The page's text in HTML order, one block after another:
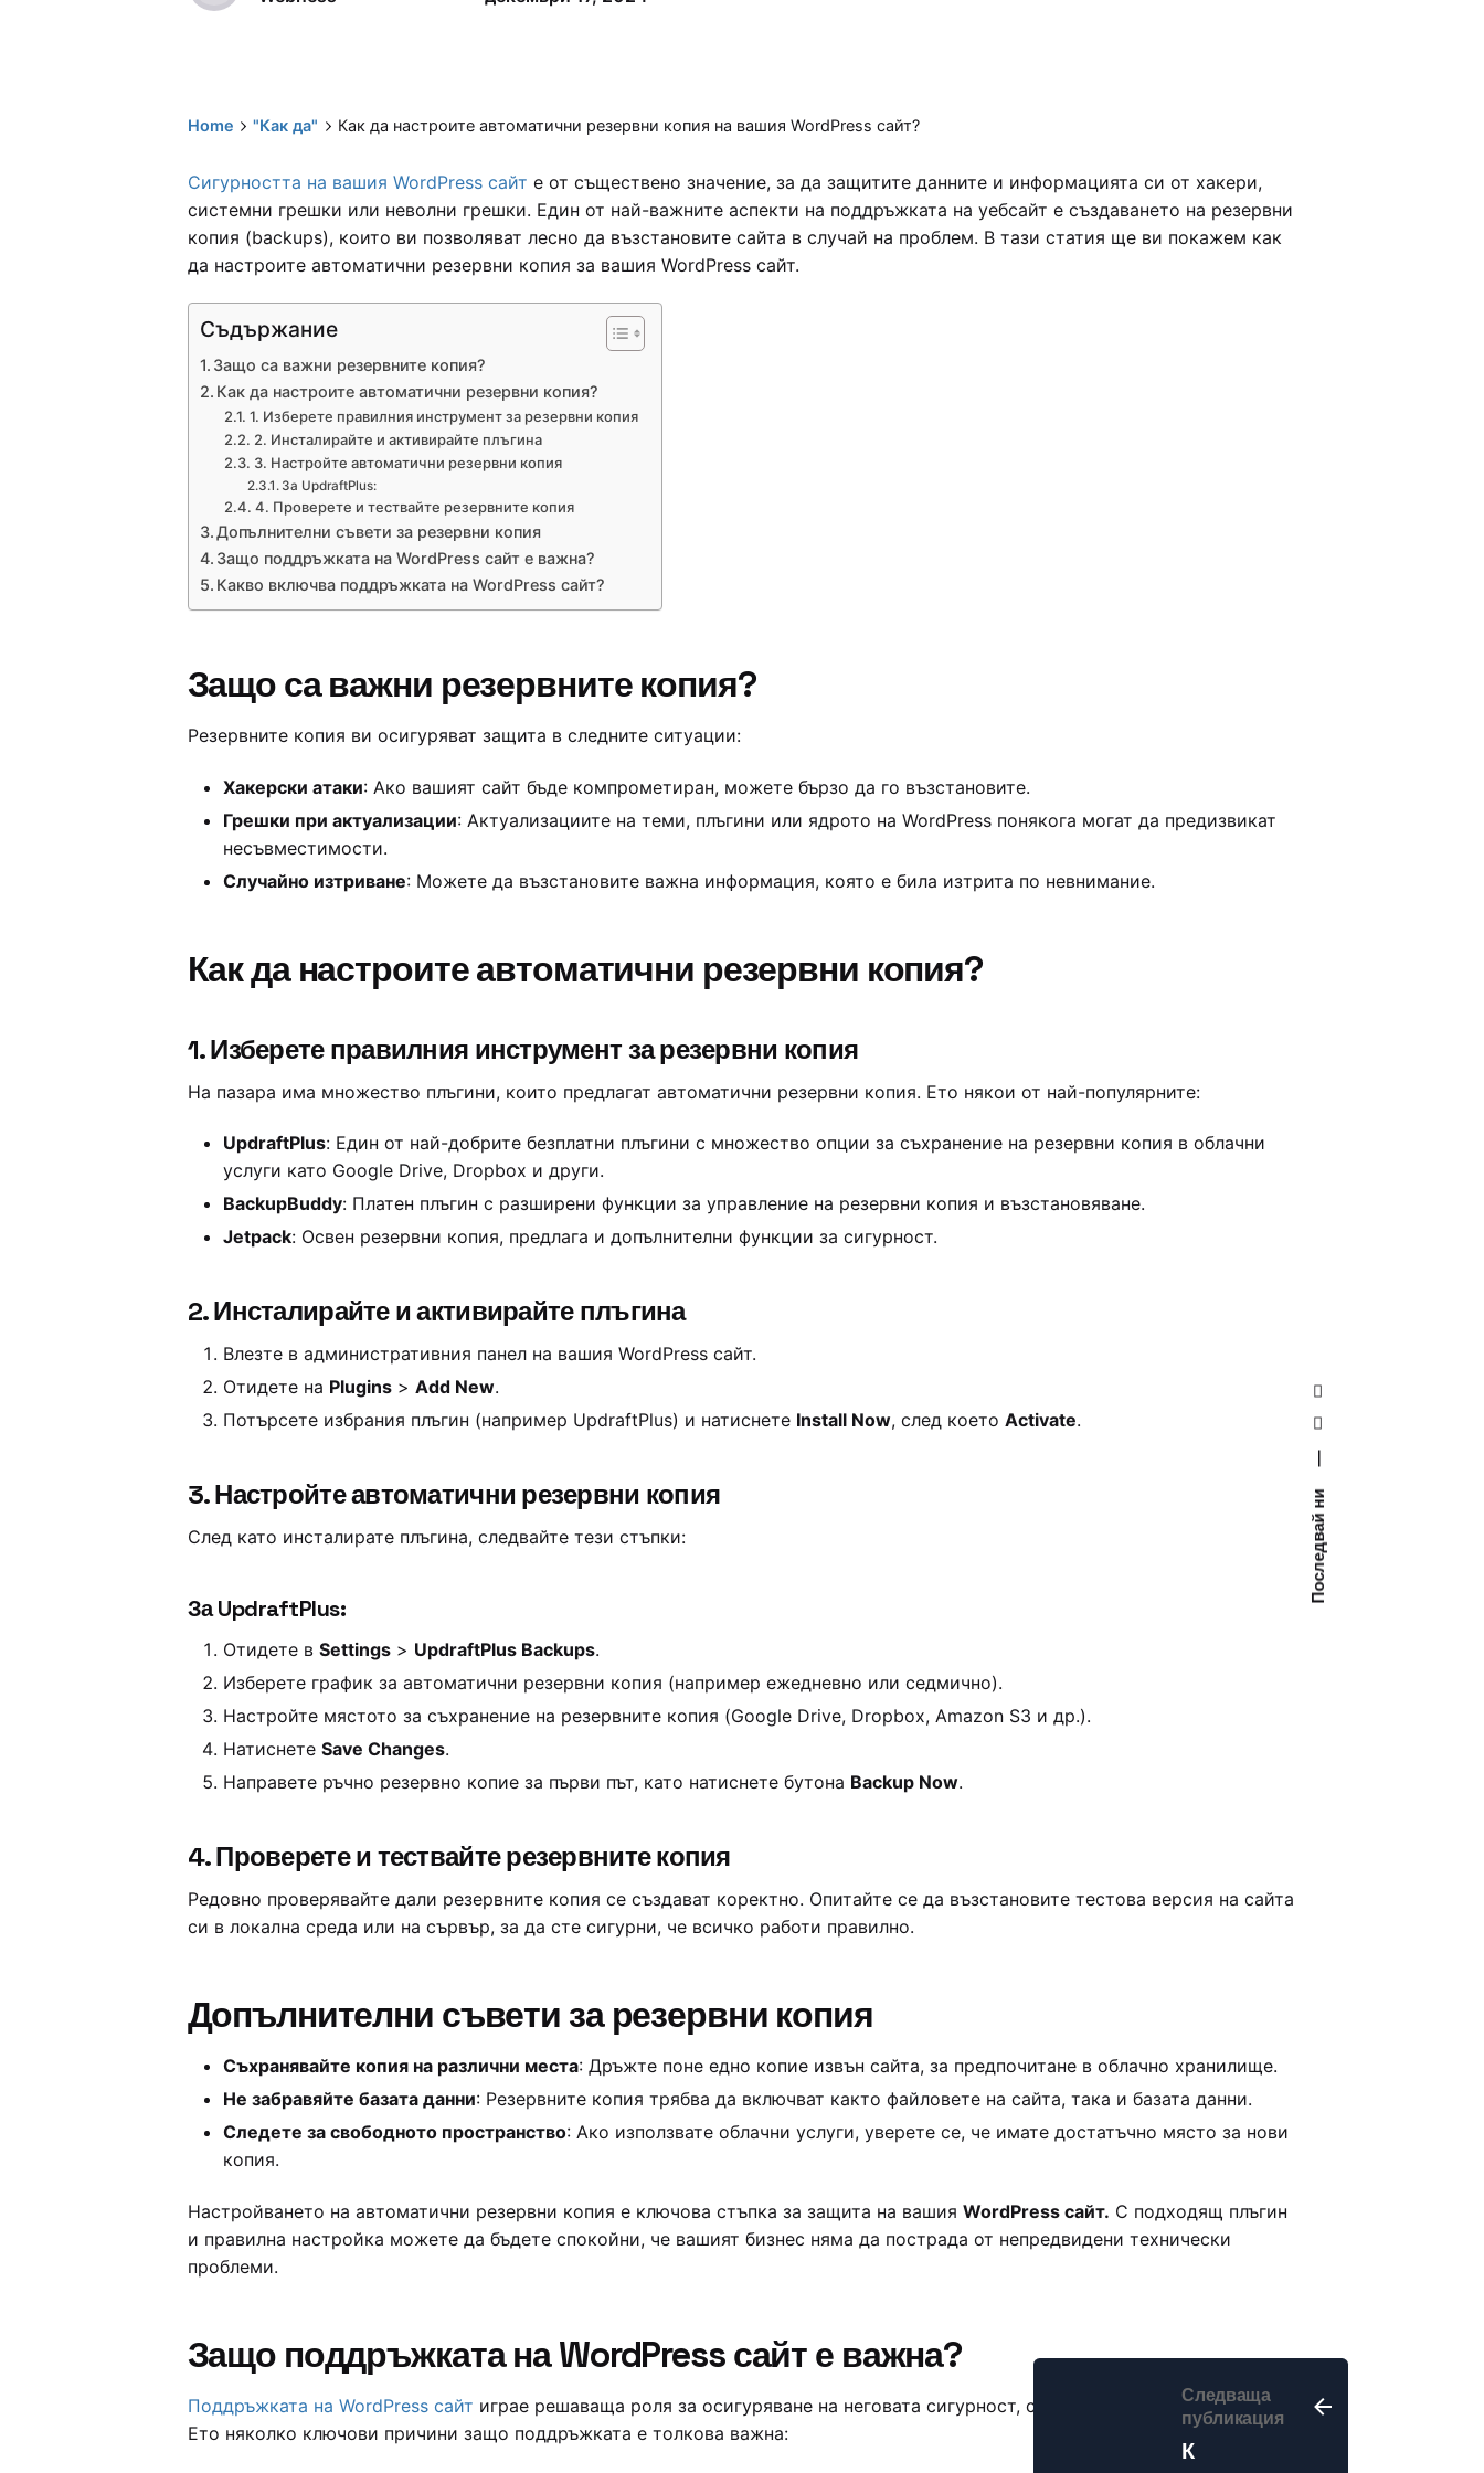
Последвай ни
Home "Как да" Как да настроите автоматични резервни копия на вашия WordPress сайт?
Сигурността на вашия WordPress сайт е от съществено значение, за да защитите данните и информацията си от хакери,
системни грешки или неволни грешки. Един от най-важните аспекти на поддръжката на уебсайт е създаването на резервни
копия (backups), които ви позволяват лесно да възстановите сайта в случай на проблем. В тази статия ще ви покажем как
да настроите автоматични резервни копия за вашия WordPress сайт.
Съдържание
Защо са важни резервните копия?
Как да настроите автоматични резервни копия?
1. Изберете правилния инструмент за резервни копия
2. Инсталирайте и активирайте плъгина
3. Настройте автоматични резервни копия
За UpdraftPlus:
4. Проверете и тествайте резервните копия
Допълнителни съвети за резервни копия
Защо поддръжката на WordPress сайт е важна?
Какво включва поддръжката на WordPress сайт?
Защо са важни резервните копия?
Резервните копия ви осигуряват защита в следните ситуации:
Хакерски атаки: Ако вашият сайт бъде компрометиран, можете бързо да го възстановите.
Грешки при актуализации: Актуализациите на теми, плъгини или ядрото на WordPress понякога могат да предизвикат
несъвместимости.
Случайно изтриване: Можете да възстановите важна информация, която е била изтрита по невнимание.
Как да настроите автоматични резервни копия?
1.Изберете правилния инструмент за резервни копия
На пазара има множество плъгини, които предлагат автоматични резервни копия. Ето някои от най-популярните:
UpdraftPlus: Един от най-добрите безплатни плъгини с множество опции за съхранение на резервни копия в облачни
услуги като Google Drive, Dropbox и други.
BackupBuddy: Платен плъгин с разширени функции за управление на резервни копия и възстановяване.
Jetpack: Освен резервни копия, предлага и допълнителни функции за сигурност.
2.Инсталирайте и активирайте плъгина
Влезте в административния панел на вашия WordPress сайт.
Отидете на Plugins> Add New.
Потърсете избрания плъгин (например UpdraftPlus) и натиснете Install Now, след което Activate.
3.Настройте автоматични резервни копия
След като инсталирате плъгина, следвайте тези стъпки:
За UpdraftPlus:
Отидете в Settings> UpdraftPlus Backups.
Изберете график за автоматични резервни копия (например ежедневно или седмично).
Настройте мястото за съхранение на резервните копия (Google Drive, Dropbox, Amazon S3 и др.).
Натиснете Save Changes.
Направете ръчно резервно копие за първи път, като натиснете бутона Backup Now.
4.Проверете и тествайте резервните копия
Редовно проверявайте дали резервните копия се създават коректно. Опитайте се да възстановите тестова версия на сайта
си в локална среда или на сървър, за да сте сигурни, че всичко работи правилно.
Допълнителни съвети за резервни копия
Съхранявайте копия на различни места: Дръжте поне едно копие извън сайта, за предпочитане в облачно хранилище.
Не забравяйте базата данни: Резервните копия трябва да включват както файловете на сайта, така и базата данни.
Следете за свободното пространство: Ако използвате облачни услуги, уверете се, че имате достатъчно място за нови
копия.
Настройването на автоматични резервни копия е ключова стъпка за защита на вашия WordPress сайт. С подходящ плъгин
и правилна настройка можете да бъдете спокойни, че вашият бизнес няма да пострада от непредвидени технически
проблеми.
Защо поддръжката на WordPress сайт е важна?
Поддръжката на WordPress сайт играе решаваща роля за осигуряване на неговата сигурност, стабилност и ефективност.
Ето няколко ключови причини защо поддръжката е толкова важна:
Следваща
публикация
К